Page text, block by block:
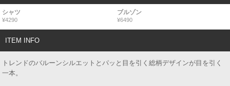
シャツ
¥4290
ブルゾン
¥6490
ITEM INFO
トレンドのバルーンシルエットとパッと目を引く総柄デザインが目を引く
一本。